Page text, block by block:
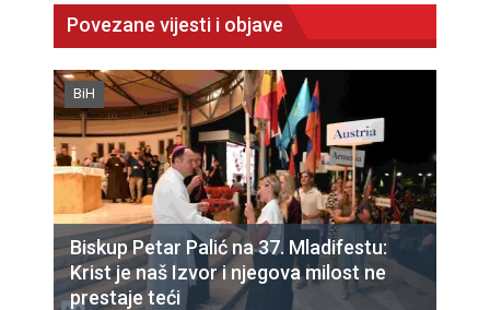
Povezane vijesti i objave
BiH
Biskup Petar Palić na 37. Mladifestu:
Krist je naš Izvor i njegova milost ne
prestaje teći